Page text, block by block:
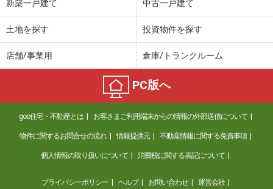
新築一戸建て 中古一戸建て
土地を探す 投資物件を探す
店舗/事業用 倉庫/トランクルーム
PC版へ
goo住宅・不動産とは お客さまご利用端末からの情報の外部送信について
物件に関するお問合せの流れ 情報提供元 不動産情報に関する免責事項
個人情報の取り扱いについて 消費税に関する表記について
プライバシーポリシー ヘルプ お問い合わせ 運営会社